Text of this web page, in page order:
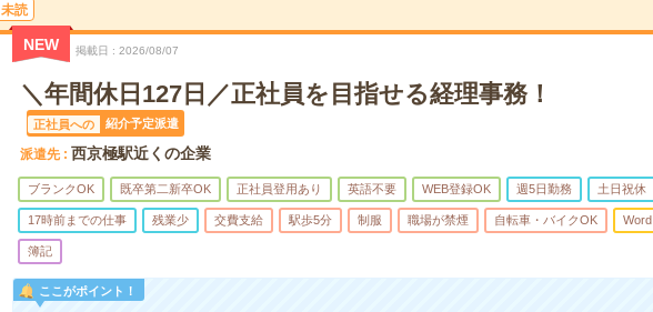
未読
NEW 掲載日 2026/08/07
＼年間休日127日／正社員を目指せる経理事務！
正社員への 紹介予定派遣
派遣先 西京極駅近くの企業
ブランクOK 既卒第二新卒OK 正社員登用あり 英語不要 WEB登録OK 週5日勤務 土日祝休
17時前までの仕事 残業少 交費支給 駅歩5分 制服 職場が禁煙 自転車・バイクOK Word
簿記
ここがポイント！